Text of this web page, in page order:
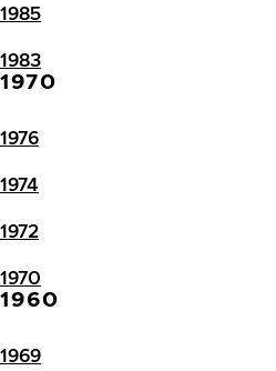
1985
1983
1970
1976
1974
1972
1970
1960
1969